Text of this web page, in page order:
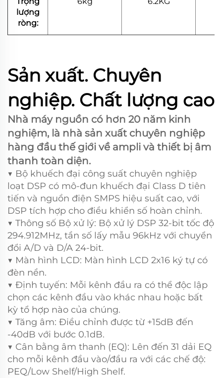
lượng
ròng:
Sản xuất. Chuyên
nghiệp. Chất lượng cao
Nhà máy nguồn có hơn 20 năm kinh
nghiệm, là nhà sản xuất chuyên nghiệp
hàng đầu thế giới về ampli và thiết bị âm
thanh toàn diện.
▼ Bộ khuếch đại công suất chuyên nghiệp
loạt DSP có mô-đun khuếch đại Class D tiên
tiến và nguồn điện SMPS hiệu suất cao, với
DSP tích hợp cho điều khiển số hoàn chỉnh.
▼ Thông số Bộ xử lý: Bộ xử lý DSP 32-bit tốc độ
294.912MHz, tần số lấy mẫu 96kHz với chuyển
đổi A/D và D/A 24-bit.
▼ Màn hình LCD: Màn hình LCD 2x16 ký tự có
đèn nền.
▼ Định tuyến: Mỗi kênh đầu ra có thể độc lập
chọn các kênh đầu vào khác nhau hoặc bất
kỳ tổ hợp nào của chúng.
▼ Tăng âm: Điều chỉnh được từ +15dB đến
-40dB với bước 0.1dB.
▼ Cân bằng âm thanh (EQ): Lên đến 31 dải EQ
cho mỗi kênh đầu vào/đầu ra với các chế độ:
PEQ/Low Shelf/High Shelf.